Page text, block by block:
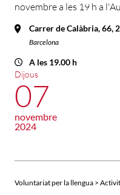
novembre a les 19 h a
Carrer de Calàbria, 66,
Barcelona
A les 19.00 h
Dijous
07
novembre
2024
Voluntariat per la llengua >